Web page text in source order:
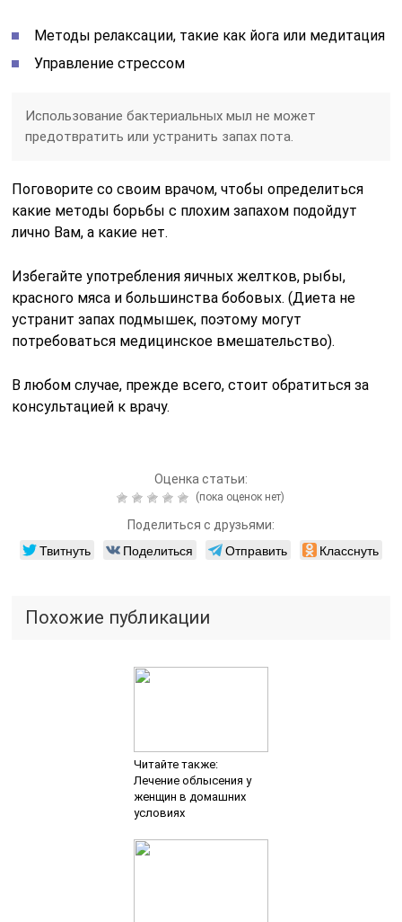
Методы релаксации, такие как йога или медитация
Управление стрессом
Использование бактериальных мыл не может
предотвратить или устранить запах пота.
Поговорите со своим врачом, чтобы определиться
какие методы борьбы с плохим запахом подойдут
лично Вам, а какие нет.
Избегайте употребления яичных желтков, рыбы,
красного мяса и большинства бобовых. (Диета не
устранит запах подмышек, поэтому могут
потребоваться медицинское вмешательство).
В любом случае, прежде всего, стоит обратиться за
консультацией к врачу.
Оценка статьи:
(пока оценок нет)
Поделиться с друзьями:
Твитнуть Поделиться Отправить Класснуть
Похожие публикации
Читайте также:
Лечение облысения у
женщин в домашних
условиях